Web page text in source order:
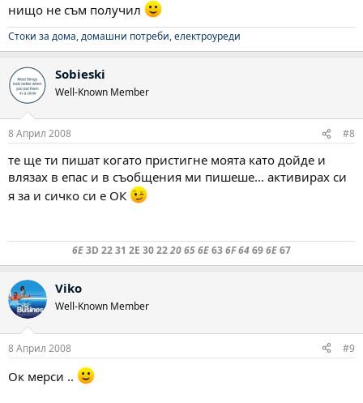
нищо не съм получил
Стоки за дома, домашни потреби, електроуреди
Sobieski
Well-Known Member
8 Април 2008 #8
те ще ти пишат когато пристигне моята като дойде и
влязах в епас и в съобщения ми пишеше... активирах си
я за и сичко си е ОК
6E3D 22 31 2E 30 2220 65 6E636F 64696E67
Viko
Well-Known Member
8 Април 2008 #9
Ок мерси ..